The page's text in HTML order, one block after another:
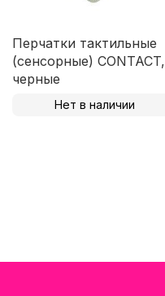
Перчатки тактильные
(сенсорные) CONTACT,
черные
Нет в наличии